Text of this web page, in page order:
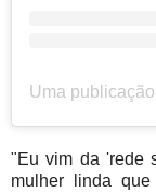
"Eu vim da 'rede
mulher linda